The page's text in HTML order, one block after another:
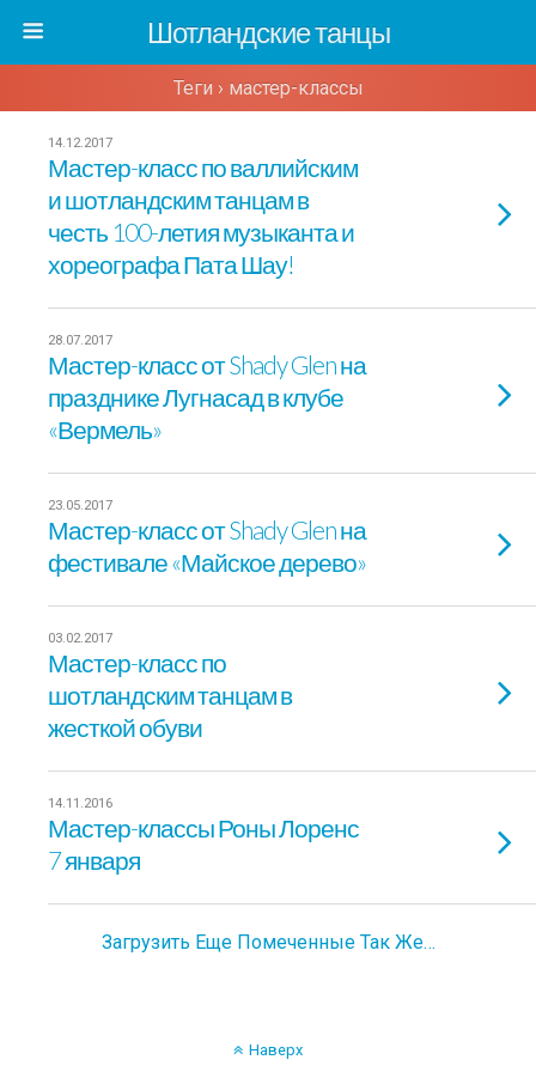
Шотландские танцы
Теги › мастер-классы
14.12.2017
Мастер-класс по валлийским
и шотландским танцам в
честь 100-летия музыканта и
хореографа Пата Шау!
28.07.2017
Мастер-класс от Shady Glen на
празднике Лугнасад в клубе
«Вермель»
23.05.2017
Мастер-класс от Shady Glen на
фестивале «Майское дерево»
03.02.2017
Мастер-класс по
шотландским танцам в
жесткой обуви
14.11.2016
Мастер-классы Роны Лоренс
7 января
Загрузить Еще Помеченные Так Же…
Наверх